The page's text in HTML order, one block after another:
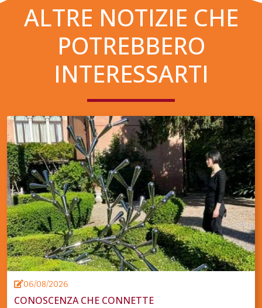
ALTRE NOTIZIE CHE
POTREBBERO
INTERESSARTI
06/08/2026
CONOSCENZA CHE CONNETTE